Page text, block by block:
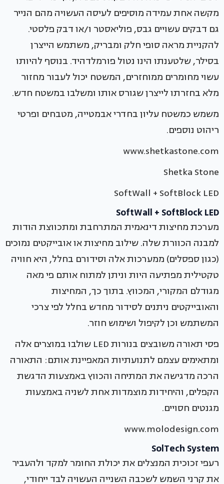
מקשה אחת עמידה מוסיפים לעיסה העשויה מהם הנייר
גם דבקים עשויים גבס, פוליאסטר ו/או דבק פלסטי.
להקניית מראה סופי חלק ומבריק, משתמש הייצרן
בסילר, שלטענתו הינו נטול פורמלדהיד. בנוסף להיותו
עשוי מחומרים ממוחזרים, המשטח יכול לעבור מחזור
מלא בחזרתו לייצרן שגורס אותו ומשלבו במשטח חדש.
משמש כמשטח עליון בחדרי אבמטייה, מטבחים ופרטי
ריהוט נוספים.
www.shetkastone.com
Shetka Stone
SoftWall + SoftBlock LED
SoftWall + SoftBlock LED
מערכת מחיצות דינאמית המתרחבת ומתכווצת הודות
למבנה הכוורת שלה. שילוב מחיצות או אובייקטים נמוכים
(כגון ספסלים) ממערכות אלה וסידורם בחלל, היא חוויה
טקטילית מפתיעה היות וניתן למתוח אותם פי מאה
מגודלם המקורי, המכווץ. בתוך כך, המחיצות
והאובייקטים ניתנים לסידור מחדש בחלל לפי צרכי
המשתמש וכן לקיפול ושימוש חוזר.
פסי תאורה משובצים בנורות LED שולבו במוצרים אלה
ומתאימים עצמם לתנועתיות המאפיינת אותם: התאורה
הרכה מדגישה את המתיחה והכווץ באמצעות הדגשת
הקפלים, והיחידות מוצמדות אחת לשניה באמצעות
מגנטים חסויים.
www.molodesign.com
SolTech System
רעפי זכוכית המנצלים את יכולת החומר למקד ולהעביר
את קרני השמש לשכבה השנייה העשויה לבד ייחודי,